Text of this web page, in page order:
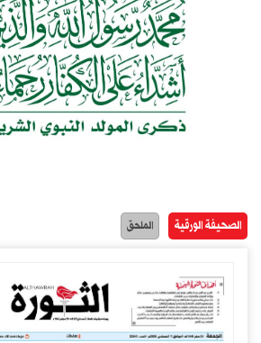
الصحيفة الورقية الملحق